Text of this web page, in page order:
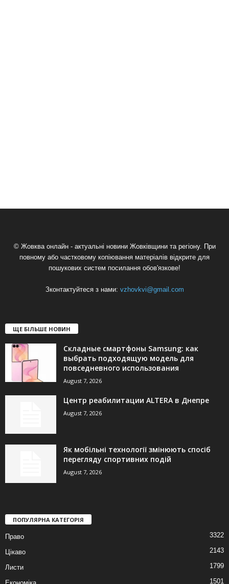
© Жовква онлайн - актуальні новини Жовківщини та регіону. При
повному або частковому копіювання матеріалів відкрите для
пошукових систем посилання обов'язкове!
Зконтактуйтеся з нами: vzhovkvi@gmail.com
ЩЕ БІЛЬШЕ НОВИН
Складные смартфоны Samsung: как
выбрать подходящую модель для
повседневного использования
August 7, 2026
Центр реабилитации ALTERA в Днепре
August 7, 2026
Як мобільні технології змінюють спосіб
перегляду спортивних подій
August 7, 2026
ПОПУЛЯРНА КАТЕГОРІЯ
Право 3322
Цікаво 2143
Листи 1799
1501